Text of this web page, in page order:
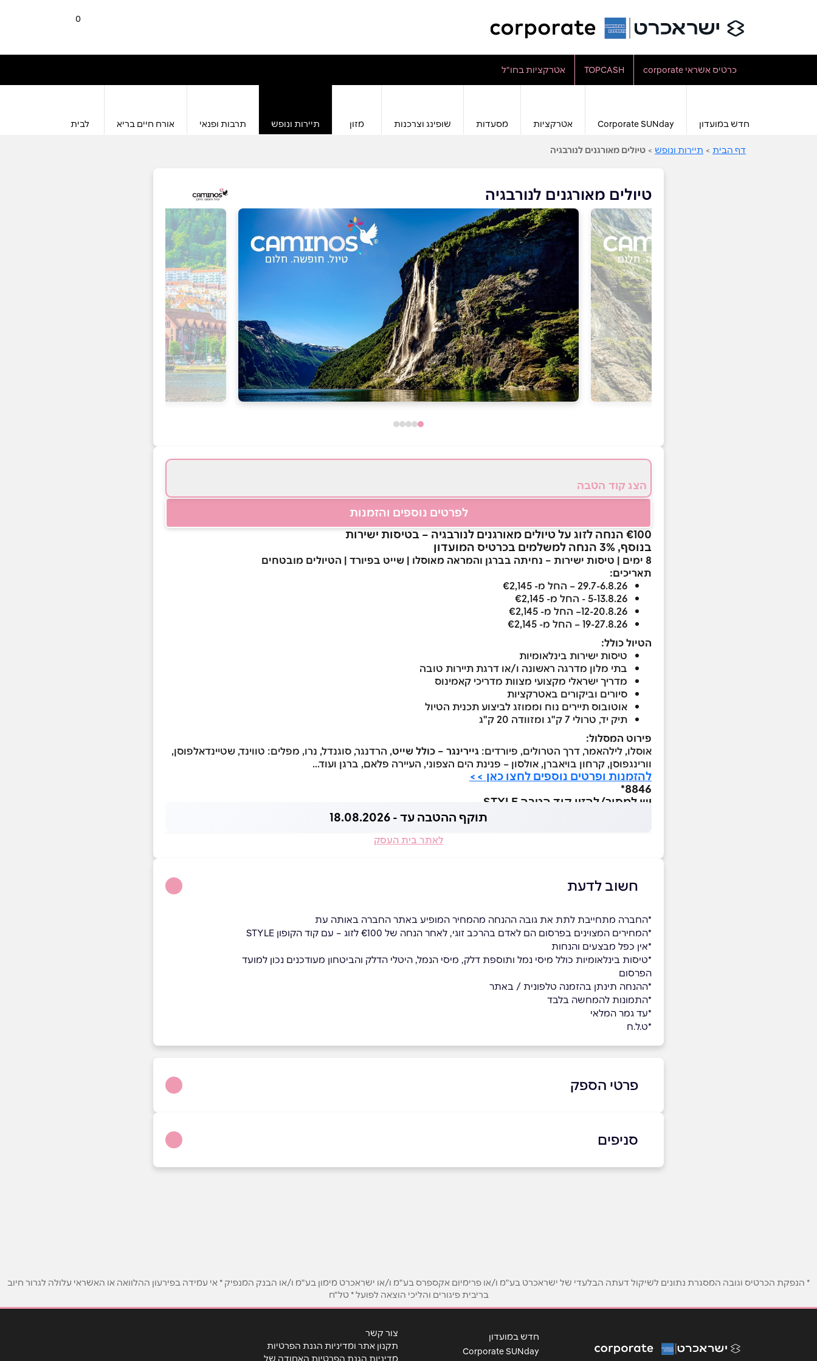
0
כרטיס אשראי corporate TOPCASH אטרקציות בחו"ל
חדש במועדון Corporate SUNday אטרקציות מסעדות שופינג וצרכנות מזון תיירות ונופש תרבות ופנאי אורח חיים בריא לבית
דף הבית > תיירות ונופש > טיולים מאורגנים לנורבגיה
טיולים מאורגנים לנורבגיה
הצג קוד הטבה
לפרטים נוספים והזמנות
€100 הנחה לזוג על טיולים מאורגנים לנורבגיה – בטיסות ישירות
בנוסף, 3% הנחה למשלמים בכרטיס המועדון
8 ימים | טיסות ישירות – נחיתה בברגן והמראה מאוסלו | שייט בפיורד | הטיולים מובטחים
תאריכים:
29.7-6.8.26 – החל מ- €2,145
5-13.8.26 - החל מ- €2,145
12-20.8.26– החל מ- €2,145
19-27.8.26 – החל מ- €2,145
הטיול כולל:
טיסות ישירות בינלאומיות
בתי מלון מדרגה ראשונה ו/או דרגת תיירות טובה
מדריך ישראלי מקצועי מצוות מדריכי קאמינוס
סיורים וביקורים באטרקציות
אוטובוס תיירים נוח וממוזג לביצוע תכנית הטיול
תיק יד, טרולי 7 ק"ג ומזוודה 20 ק"ג
פירוט המסלול:
אוסלו, לילהאמר, דרך הטרולים, פיורדים: גיירינגר – כולל שייט, הרדנגר, סוגנדל, נרו, מפלים: טווינד, שטיינדאלפוסן,
וורינגפוסן, קרחון בויאברן, אולסון – פנינת הים הצפוני, העיירה פלאם, ברגן ועוד...
להזמנות ופרטים נוספים לחצו כאן >>
8846*
יש למסור/להזין קוד הטבה STYLE
תוקף ההטבה עד - 18.08.2026
לאתר בית העסק
חשוב לדעת
*החברה מתחייבת לתת את גובה ההנחה מהמחיר המופיע באתר החברה באותה עת
*המחירים המצוינים בפרסום הם לאדם בהרכב זוגי, לאחר הנחה של €100 לזוג – עם קוד הקופון STYLE
*אין כפל מבצעים והנחות
*טיסות בינלאומיות כולל מיסי נמל ותוספת דלק, מיסי הנמל, היטלי הדלק והביטחון מעודכנים נכון למועד
הפרסום
*ההנחה תינתן בהזמנה טלפונית / באתר
*התמונות להמחשה בלבד
*עד גמר המלאי
*ט.ל.ח
פרטי הספק
באתר
נושא*
אנא חזרו אלי בקשר ל...
סניפים
בני ברק
* הנפקת הכרטיס וגובה המסגרת נתונים לשיקול דעתה הבלעדי של ישראכרט בע"מ ו/או פרימיום אקספרס בע"מ ו/או ישראכרט מימון בע"מ ו/או הבנק המנפיק * אי עמידה בפירעון ההלוואה או האשראי עלולה לגרור חיוב
בריבית פיגורים והליכי הוצאה לפועל * טל"ח
חדש במועדון
Corporate SUNday
צור קשר
תקנון אתר ומדיניות הגנת הפרטיות
מדיניות הגנת הפרטיות האחודה של